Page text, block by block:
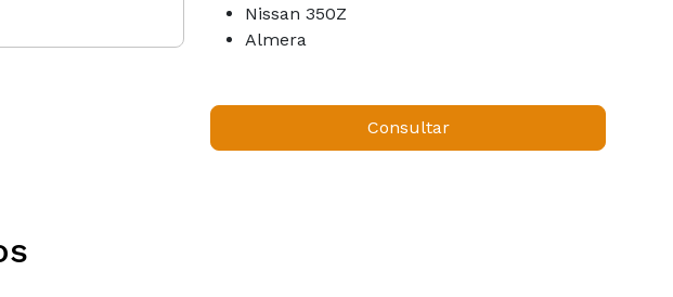
Nissan 350Z
Almera
Consultar